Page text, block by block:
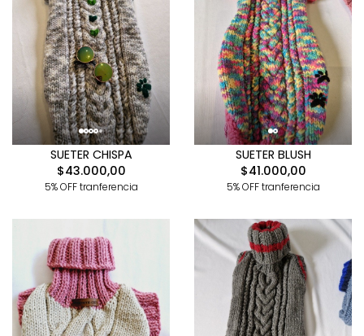
SUETER CHISPA
$43.000,00
5% OFF tranferencia
SUETER BLUSH
$41.000,00
5% OFF tranferencia